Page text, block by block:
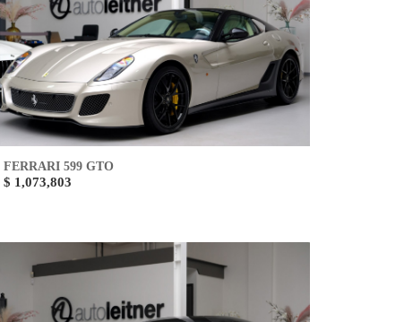
FERRARI 599 GTO
$ 1,073,803